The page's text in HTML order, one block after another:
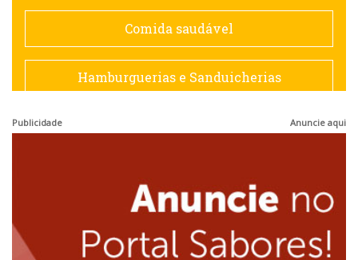
Espanhola
Francesa
Japonesa e Oriental
Lanchonetes
Comida saudável
Hamburguerias e Sanduicherias
Publicidade Anuncie aqui